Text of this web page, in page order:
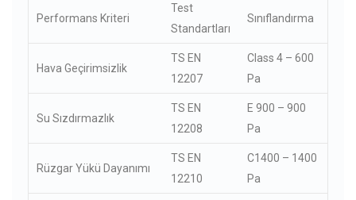
Performans Kriteri
Test
Standartları
Sınıflandırma
Hava Geçirimsizlik
TS EN
12207
Class 4 – 600
Pa
Su Sızdırmazlık
TS EN
12208
E 900 – 900
Pa
Rüzgar Yükü Dayanımı
TS EN
12210
C1400 – 1400
Pa